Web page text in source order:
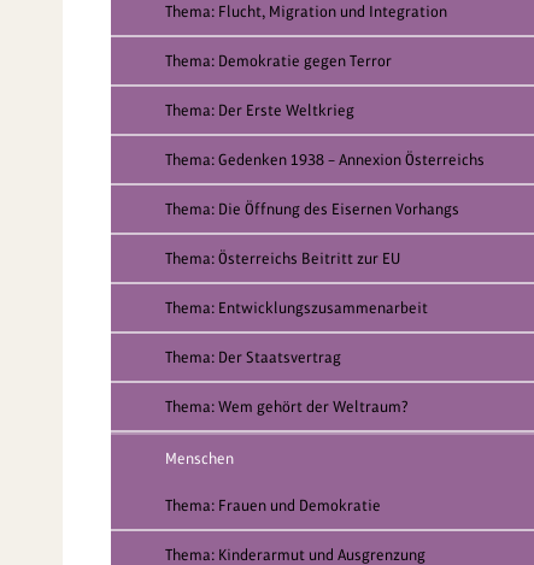
Thema: Flucht, Migration und Integration
Thema: Demokratie gegen Terror
Thema: Der Erste Weltkrieg
Thema: Gedenken 1938 – Annexion Österreichs
Thema: Die Öffnung des Eisernen Vorhangs
Thema: Österreichs Beitritt zur EU
Thema: Entwicklungszusammenarbeit
Thema: Der Staatsvertrag
Thema: Wem gehört der Weltraum?
Menschen
Thema: Frauen und Demokratie
Thema: Kinderarmut und Ausgrenzung